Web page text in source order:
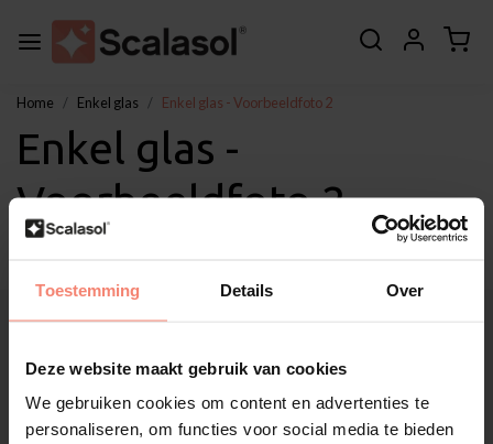
Toestemming Details Over
Deze website maakt gebruik van cookies
We gebruiken cookies om content en advertenties te
personaliseren, om functies voor social media te bieden
Home Enkel glas Enkel glas - Voorbeeldfoto 2
Enkel glas -
Voorbeeldfoto 2
Over Scalasol®
Service
Overig
Klantenservice